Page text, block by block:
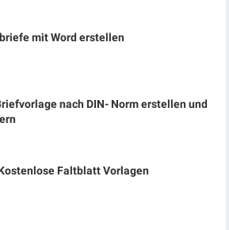
mit Word erstellen
nach DIN- Norm erstellen und
Faltblatt Vorlagen